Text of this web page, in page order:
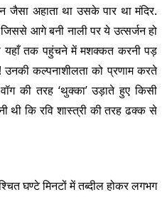
जैसा अहाता था उसके पार था मंदिर.
आगे बनी नाली पर ये उत्सर्जन हो
यहाँ तक पहुंचने में मशक्कत करनी पड़
उनकी कल्पनाशीलता को प्रणाम करते
की तरह ‘थुक्का’ उड़ाते हुए किसी
थी कि रवि शास्त्री की तरह ढक्क से
घण्टे मिनटों में तब्दील होकर लगभग